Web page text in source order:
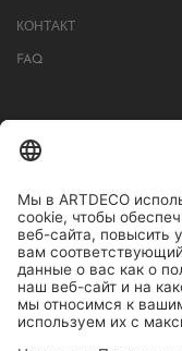
КОНТАКТ
FAQ
БОЛЕЕ 1000